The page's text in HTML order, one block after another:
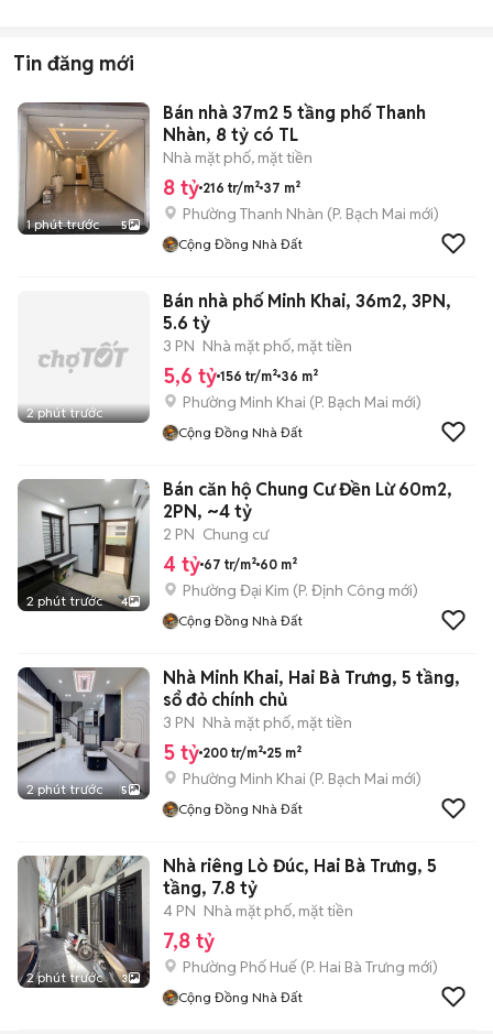
Tin đăng mới
1 phút trước 5
Bán nhà 37m2 5 tầng phố Thanh
Nhàn, 8 tỷ có TL
Nhà mặt phố, mặt tiền
8 tỷ 216 tr/m² 37 m²
Phường Thanh Nhàn (P. Bạch Mai mới)
Cộng Đồng Nhà Đất
2 phút trước
Bán nhà phố Minh Khai, 36m2, 3PN,
5.6 tỷ
3 PN Nhà mặt phố, mặt tiền
5,6 tỷ 156 tr/m² 36 m²
Phường Minh Khai (P. Bạch Mai mới)
Cộng Đồng Nhà Đất
2 phút trước 4
Bán căn hộ Chung Cư Đền Lừ 60m2,
2PN, ~4 tỷ
2 PN Chung cư
4 tỷ 67 tr/m² 60 m²
Phường Đại Kim (P. Định Công mới)
Cộng Đồng Nhà Đất
2 phút trước 5
Nhà Minh Khai, Hai Bà Trưng, 5 tầng,
sổ đỏ chính chủ
3 PN Nhà mặt phố, mặt tiền
5 tỷ 200 tr/m² 25 m²
Phường Minh Khai (P. Bạch Mai mới)
Cộng Đồng Nhà Đất
2 phút trước 3
Nhà riêng Lò Đúc, Hai Bà Trưng, 5
tầng, 7.8 tỷ
4 PN Nhà mặt phố, mặt tiền
7,8 tỷ
Phường Phố Huế (P. Hai Bà Trưng mới)
Cộng Đồng Nhà Đất